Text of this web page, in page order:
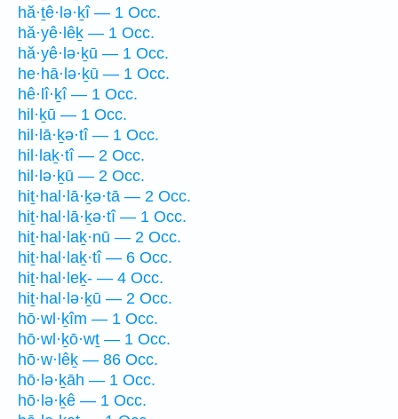
hă·ṯê·lə·ḵî — 1 Occ.
hă·yê·lêḵ — 1 Occ.
hă·yê·lə·ḵū — 1 Occ.
he·hā·lə·ḵū — 1 Occ.
hê·lî·ḵî — 1 Occ.
hil·ḵū — 1 Occ.
hil·lā·ḵə·tî — 1 Occ.
hil·laḵ·tî — 2 Occ.
hil·lə·ḵū — 2 Occ.
hiṯ·hal·lā·ḵə·tā — 2 Occ.
hiṯ·hal·lā·ḵə·tî — 1 Occ.
hiṯ·hal·laḵ·nū — 2 Occ.
hiṯ·hal·laḵ·tî — 6 Occ.
hiṯ·hal·leḵ- — 4 Occ.
hiṯ·hal·lə·ḵū — 2 Occ.
hō·wl·ḵîm — 1 Occ.
hō·wl·ḵō·wṯ — 1 Occ.
hō·w·lêḵ — 86 Occ.
hō·lə·ḵāh — 1 Occ.
hō·lə·ḵê — 1 Occ.